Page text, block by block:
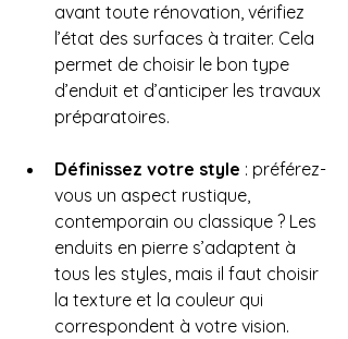
avant toute rénovation, vérifiez
l’état des surfaces à traiter. Cela
permet de choisir le bon type
d’enduit et d’anticiper les travaux
préparatoires.
Définissez votre style : préférez-
vous un aspect rustique,
contemporain ou classique ? Les
enduits en pierre s’adaptent à
tous les styles, mais il faut choisir
la texture et la couleur qui
correspondent à votre vision.